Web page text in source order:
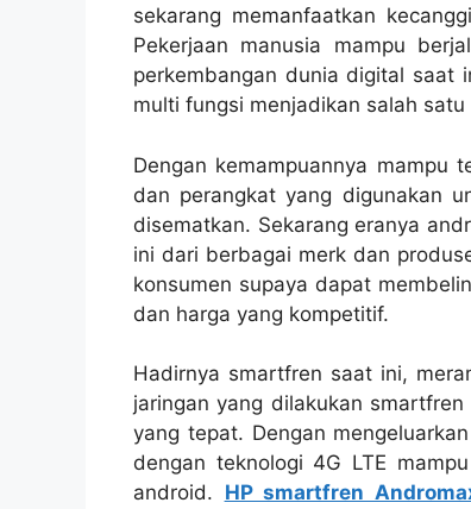
sekarang memanfaatkan
Pekerjaan manusia mampu
perkembangan dunia digital saat
multi fungsi menjadikan salah
Dengan kemampuannya mampu
dan perangkat yang digunakan
disematkan. Sekarang eranya
ini dari berbagai merk dan
konsumen supaya dapat
dan harga yang kompetitif.
Hadirnya smartfren saat ini,
jaringan yang dilakukan
yang tepat. Dengan
dengan teknologi 4G LTE
android. HP smartfren